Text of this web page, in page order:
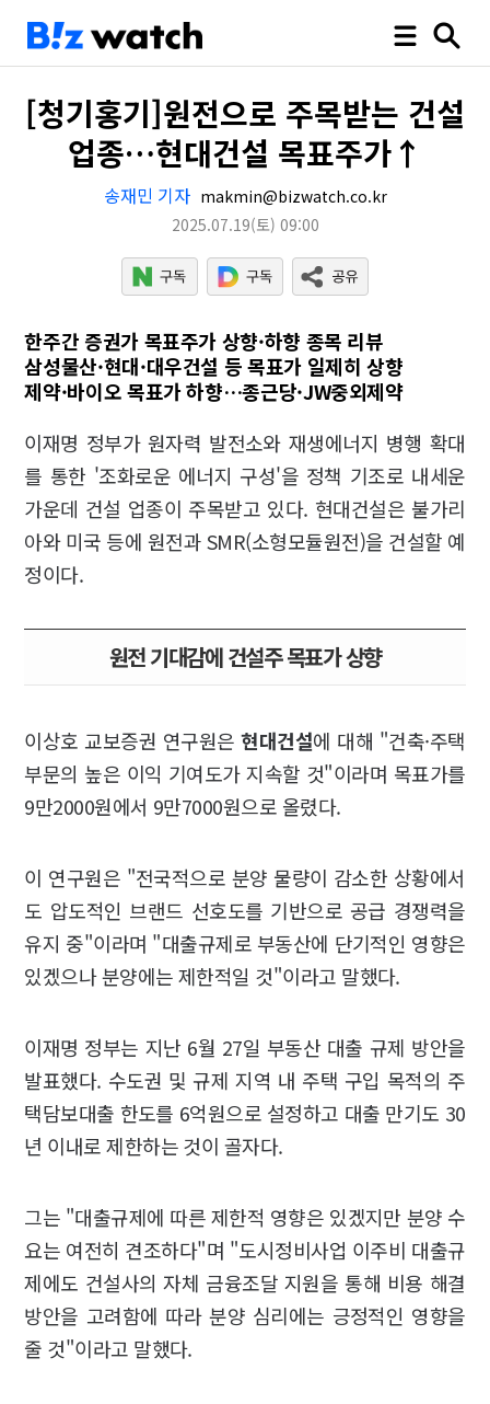
[청기홍기]원전으로 주목받는 건설
업종…현대건설 목표주가↑
송재민 기자 makmin@bizwatch.co.kr
2025.07.19(토) 09:00
한주간 증권가 목표주가 상향·하향 종목 리뷰
삼성물산·현대·대우건설 등 목표가 일제히 상향
제약·바이오 목표가 하향…종근당·JW중외제약
이재명 정부가 원자력 발전소와 재생에너지 병행 확대
를 통한 '조화로운 에너지 구성'을 정책 기조로 내세운
가운데 건설 업종이 주목받고 있다. 현대건설은 불가리
아와 미국 등에 원전과 SMR(소형모듈원전)을 건설할 예
정이다.
원전 기대감에 건설주 목표가 상향
이상호 교보증권 연구원은현대건설에 대해 "건축·주택
부문의 높은 이익 기여도가 지속할 것"이라며 목표가를
9만2000원에서 9만7000원으로 올렸다.
이 연구원은 "전국적으로 분양 물량이 감소한 상황에서
도 압도적인 브랜드 선호도를 기반으로 공급 경쟁력을
유지 중"이라며 "대출규제로 부동산에 단기적인 영향은
있겠으나 분양에는 제한적일 것"이라고 말했다.
이재명 정부는 지난 6월 27일 부동산 대출 규제 방안을
발표했다. 수도권 및 규제 지역 내 주택 구입 목적의 주
택담보대출 한도를 6억원으로 설정하고 대출 만기도 30
년 이내로 제한하는 것이 골자다.
그는 "대출규제에 따른 제한적 영향은 있겠지만 분양 수
요는 여전히 견조하다"며 "도시정비사업 이주비 대출규
제에도 건설사의 자체 금융조달 지원을 통해 비용 해결
방안을 고려함에 따라 분양 심리에는 긍정적인 영향을
줄 것"이라고 말했다.